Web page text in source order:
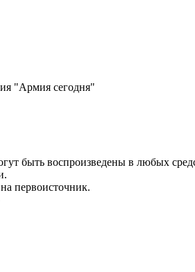
"Армия сегодня"
быть воспроизведены в любых
первоисточник.